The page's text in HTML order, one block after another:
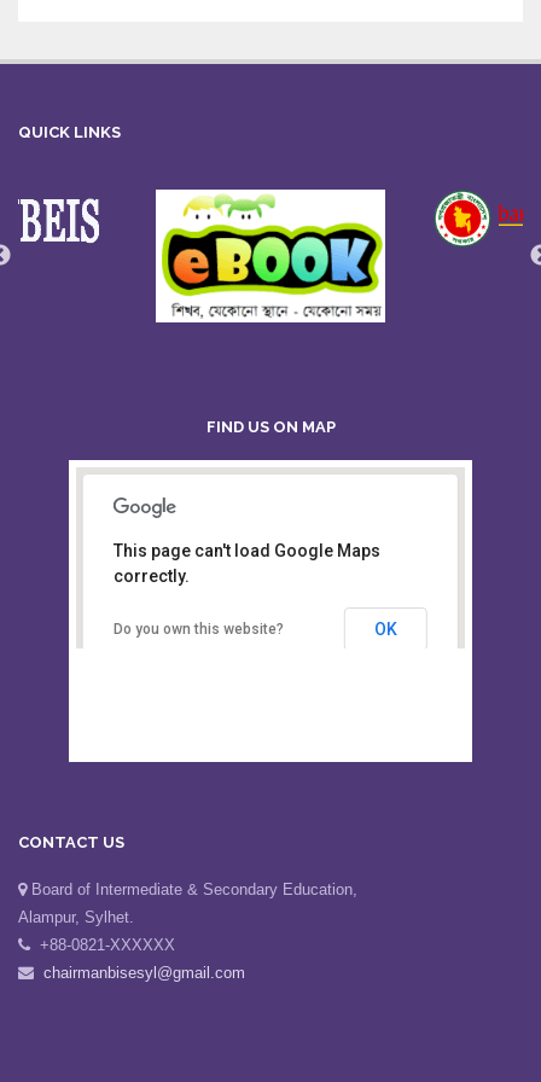
QUICK LINKS
FIND US ON MAP
Board of Intermediate &
Secondary Education, Alampur,
This page can't load Google Maps
correctly.
Do you own this website? OK
CONTACT US
Board of Intermediate & Secondary Education,
Alampur, Sylhet.
+88-0821-XXXXXX
chairmanbisesyl@gmail.com